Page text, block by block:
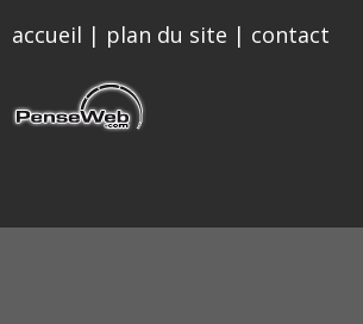
accueil | plan du site | contact